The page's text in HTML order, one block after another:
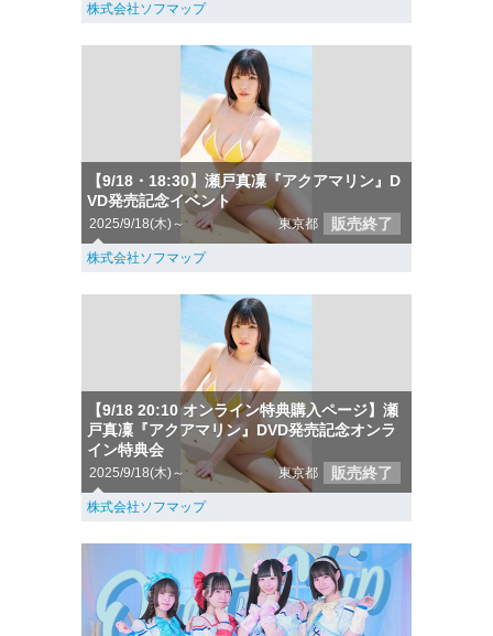
株式会社ソフマップ
【9/18・18:30】瀬戸真凜『アクアマリン』D
VD発売記念イベント
2025/9/18(木)～ 東京都 販売終了
株式会社ソフマップ
【9/18 20:10 オンライン特典購入ページ】瀬
戸真凜『アクアマリン』DVD発売記念オンラ
イン特典会
2025/9/18(木)～ 東京都 販売終了
株式会社ソフマップ